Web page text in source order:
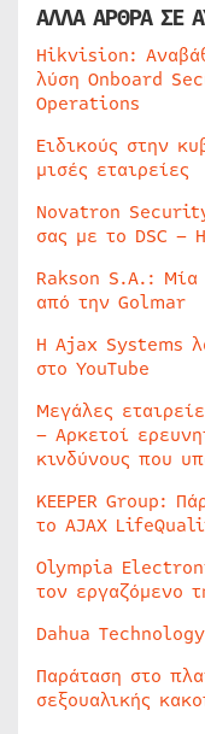
ΑΛΛΑ ΑΡΘΡΑ ΣΕ
Hikvision:
λύση Onboard
Operations
Ειδικούς στην
μισές εταιρείες
Novatron
σας με το DSC –
Rakson S.A.: Μία
από την Golmar
Η Ajax Systems
στο YouTube
Μεγάλες
– Αρκετοί
κινδύνους που
KEEPER Group:
το AJAX
Olympia
τον εργαζόμενο
Dahua
Παράταση στο
σεξουαλικής